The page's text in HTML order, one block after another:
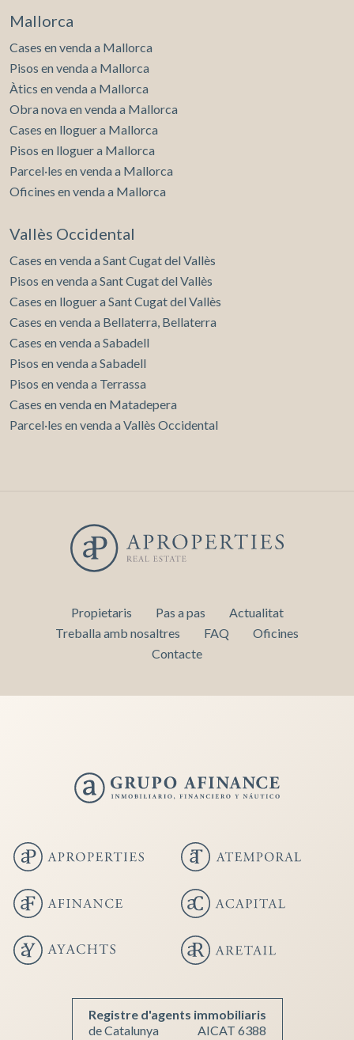
Mallorca
Cases en venda a Mallorca
Pisos en venda a Mallorca
Àtics en venda a Mallorca
Obra nova en venda a Mallorca
Cases en lloguer a Mallorca
Pisos en lloguer a Mallorca
Parcel·les en venda a Mallorca
Oficines en venda a Mallorca
Vallès Occidental
Cases en venda a Sant Cugat del Vallès
Pisos en venda a Sant Cugat del Vallès
Cases en lloguer a Sant Cugat del Vallès
Cases en venda a Bellaterra, Bellaterra
Cases en venda a Sabadell
Pisos en venda a Sabadell
Pisos en venda a Terrassa
Cases en venda en Matadepera
Parcel·les en venda a Vallès Occidental
Propietaris Pas a pas
Actualitat
Treballa amb nosaltres
FAQ
Oficines
Contacte
Registre d'agents immobiliaris
de Catalunya
AICAT 6388